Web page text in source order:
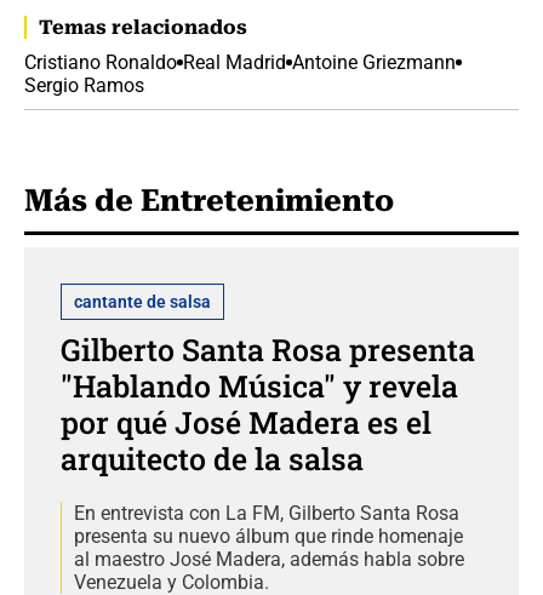
Temas relacionados
Cristiano Ronaldo Real Madrid Antoine Griezmann
Sergio Ramos
Más de Entretenimiento
cantante de salsa
Gilberto Santa Rosa presenta
"Hablando Música" y revela
por qué José Madera es el
arquitecto de la salsa
En entrevista con La FM, Gilberto Santa Rosa
presenta su nuevo álbum que rinde homenaje
al maestro José Madera, además habla sobre
Venezuela y Colombia.